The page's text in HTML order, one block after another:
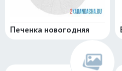
Печенка новогодняя